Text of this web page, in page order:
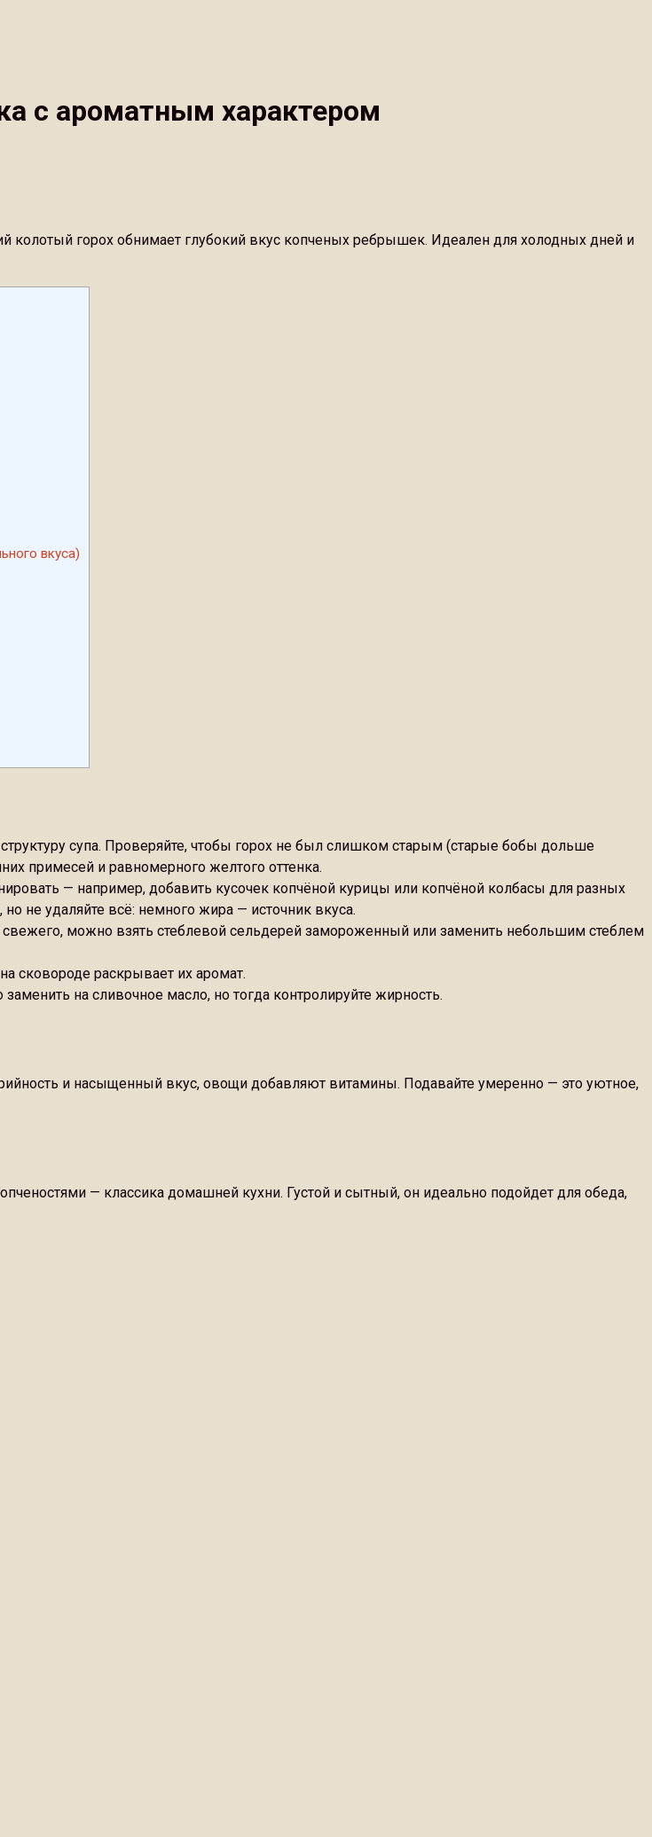
с ароматным характером
колотый горох обнимает глубокий вкус копченых ребрышек. Идеален для холодных дней и
вкуса)
супа. Проверяйте, чтобы горох не был слишком старым (старые бобы дольше
примесей и равномерного желтого оттенка.
— например, добавить кусочек копчёной курицы или копчёной колбасы для разных
не удаляйте всё: немного жира — источник вкуса.
можно взять стеблевой сельдерей замороженный или заменить небольшим стеблем
сковороде раскрывает их аромат.
на сливочное масло, но тогда контролируйте жирность.
и насыщенный вкус, овощи добавляют витамины. Подавайте умеренно — это уютное,
— классика домашней кухни. Густой и сытный, он идеально подойдет для обеда,